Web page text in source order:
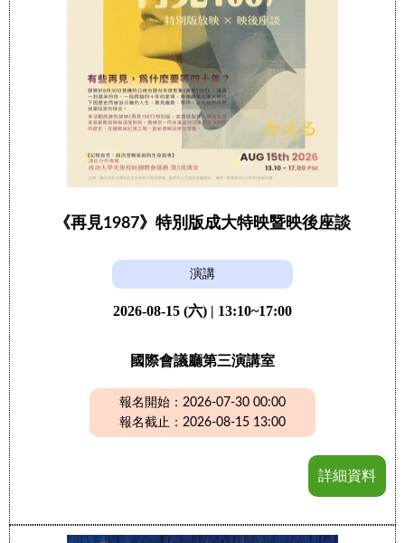
《再見1987》特別版成大特映暨映後座談
演講
2026-08-15 (六) | 13:10~17:00
國際會議廳第三演講室
報名開始：2026-07-30 00:00
報名截止：2026-08-15 13:00
詳細資料